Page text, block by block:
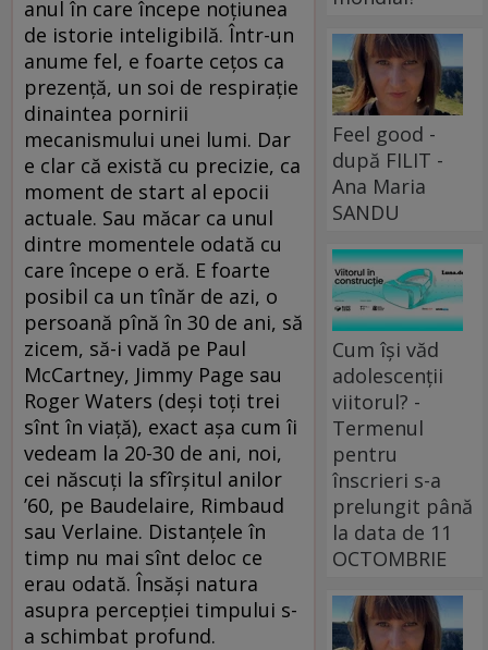
anul în care începe noțiunea
de istorie inteligibilă. Într-un
anume fel, e foarte cețos ca
prezență, un soi de respirație
dinaintea pornirii
mecanismului unei lumi. Dar
e clar că există cu precizie, ca
moment de start al epocii
actuale. Sau măcar ca unul
dintre momentele odată cu
care începe o eră. E foarte
posibil ca un tînăr de azi, o
persoană pînă în 30 de ani, să
zicem, să-i vadă pe Paul
McCartney, Jimmy Page sau
Roger Waters (deși toți trei
sînt în viață), exact așa cum îi
vedeam la 20-30 de ani, noi,
cei născuți la sfîrșitul anilor
’60, pe Baudelaire, Rimbaud
sau Verlaine. Distanțele în
timp nu mai sînt deloc ce
erau odată. Însăși natura
asupra percepției timpului s-
a schimbat profund.
Feel good -
după FILIT -
Ana Maria
SANDU
Cum își văd
adolescenții
viitorul? -
Termenul
pentru
înscrieri s-a
prelungit până
la data de 11
OCTOMBRIE